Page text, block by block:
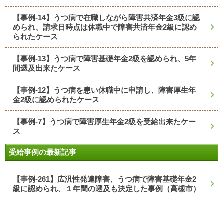
【事例-14】うつ病で在職しながら障害共済年金3級に認
められ、請求日時点は休職中で障害共済年金2級に認め
られたケース
【事例-13】うつ病で障害基礎年金2級を認められ、5年
間遡及出来たケース
【事例-12】うつ病を患い休職中に申請し、障害厚生年
金2級に認められたケース
【事例-7】うつ病で障害厚生年金2級を受給出来たケー
ス
受給事例の最新記事
【事例-261】広汎性発達障害、うつ病で障害基礎年金2
級に認められ、１年間の遡及も決定した事例（高槻市）